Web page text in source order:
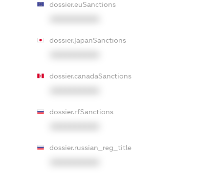
dossier.euSanctions
dossier.japanSanctions
dossier.canadaSanctions
dossier.rfSanctions
dossier.russian_reg_title